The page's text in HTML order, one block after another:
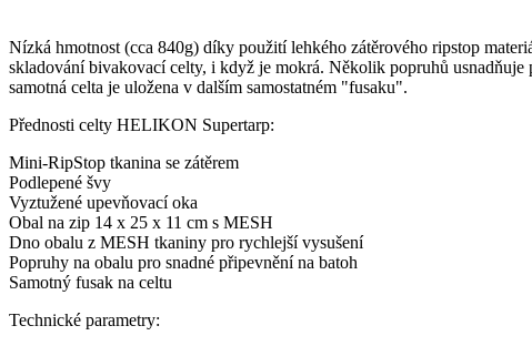
Nízká hmotnost (cca 840g) díky použití lehkého zátěrového ripstop
skladování bivakovací celty, i když je mokrá. Několik popruhů usnadňuje
samotná celta je uložena v dalším samostatném "fusaku".
Přednosti celty HELIKON Supertarp:
Mini-RipStop tkanina se zátěrem
Podlepené švy
Vyztužené upevňovací oka
Obal na zip 14 x 25 x 11 cm s MESH
Dno obalu z MESH tkaniny pro rychlejší vysušení
Popruhy na obalu pro snadné připevnění na batoh
Samotný fusak na celtu
Technické parametry: